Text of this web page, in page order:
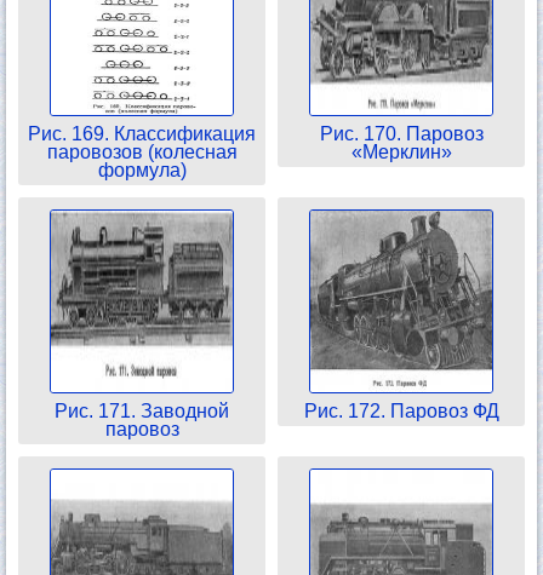
Рис. 169. Классификация
паровозов (колесная
формула)
Рис. 170. Паровоз
«Мерклин»
Рис. 171. Заводной
паровоз
Рис. 172. Паровоз ФД